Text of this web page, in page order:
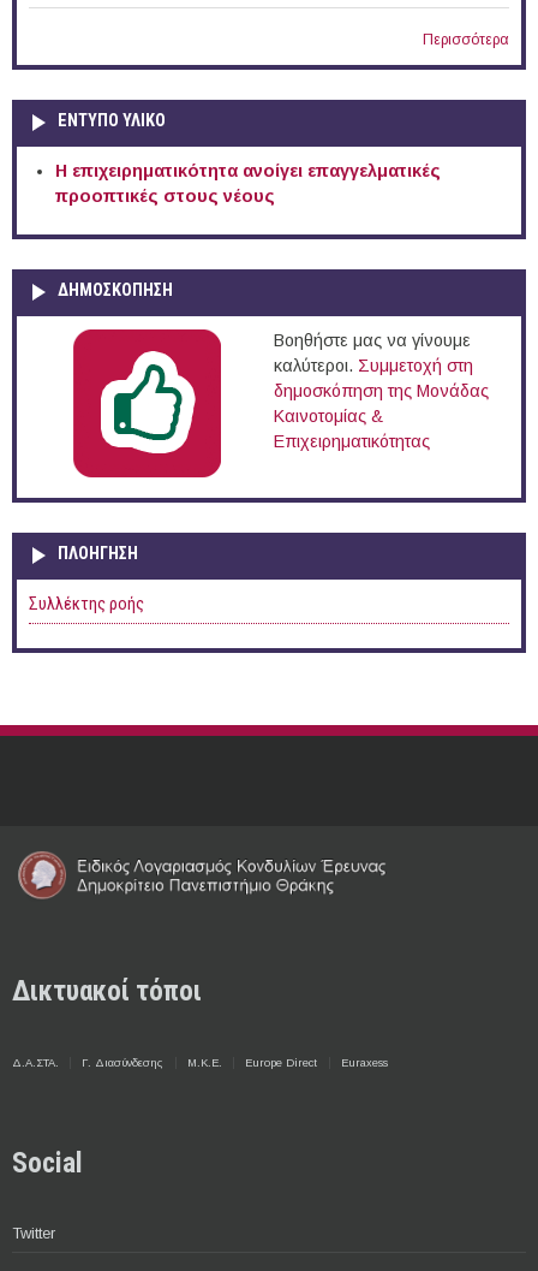
Περισσότερα
ΕΝΤΥΠΟ ΥΛΙΚΟ
Η επιχειρηματικότητα ανοίγει επαγγελματικές
προοπτικές στους νέους
ΔΗΜΟΣΚΟΠΗΣΗ
Βοηθήστε μας να γίνουμε
καλύτεροι. Συμμετοχή στη
δημοσκόπηση της Μονάδας
Καινοτομίας &
Επιχειρηματικότητας
ΠΛΟΉΓΗΣΗ
Συλλέκτης ροής
Δικτυακοί τόποι
Δ.Α.ΣΤΑ. Γ. Διασύνδεσης Μ.Κ.Ε. Europe Direct Euraxess
Social
Twitter